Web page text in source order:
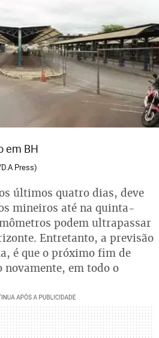
em BH
Press)
últimos quatro dias, deve
mineiros até na quinta-
podem ultrapassar
Entretanto, a previsão
é que o próximo fim de
novamente, em todo o